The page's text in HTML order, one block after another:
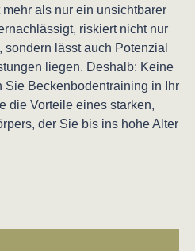
als nur ein unsichtbarer
riskiert nicht nur
lässt auch Potenzial
liegen. Deshalb: Keine
Sie Beckenbodentraining in Ihr
die Vorteile eines starken,
der Sie bis ins hohe Alter